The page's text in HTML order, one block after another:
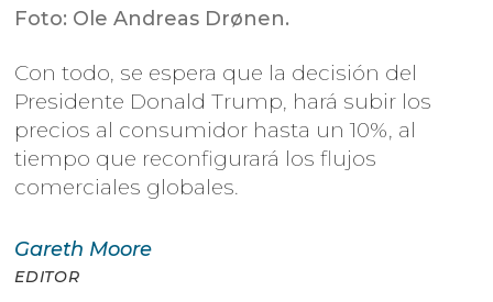
Foto: Ole Andreas Drønen.
Con todo, se espera que la decisión del
Presidente Donald Trump, hará subir los
precios al consumidor hasta un 10%, al
tiempo que reconfigurará los flujos
comerciales globales.
Gareth Moore
EDITOR